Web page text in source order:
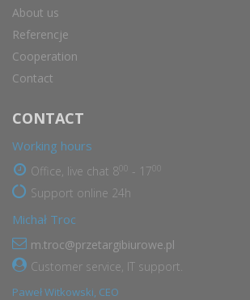
About us
Referencje
Cooperation
Contact
CONTACT
Working hours
Office, live chat 8 - 17
Support online 24h
Michał Troc
m.troc@przetargibiurowe.pl
Customer service, IT support.
Paweł Witkowski, CEO